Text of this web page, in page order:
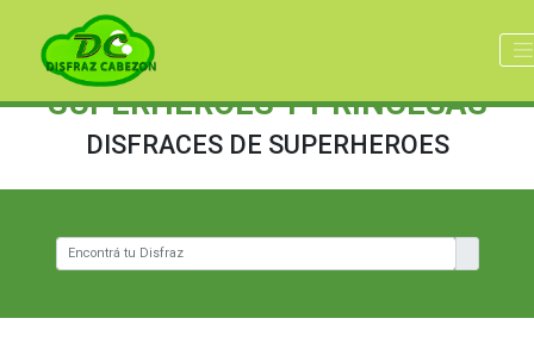
SUPERHEROES Y PRINCESAS
DISFRACES DE SUPERHEROES